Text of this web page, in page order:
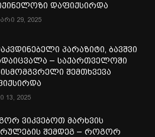
დაფიქსირდა
29, 2025
პარაზიტი, ბავშვი
– საქართველოში
შემთხვევა
13, 2025
ვიკვებოთ მარხვის
შემდეგ – როგორ